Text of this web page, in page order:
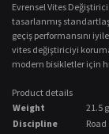
Evrensel Vites
tasarlanmış
geçiş performansını
vites değiştiriciyi
modern bisikletler için
Product details
Weight
21.5 g
Discipline
Road